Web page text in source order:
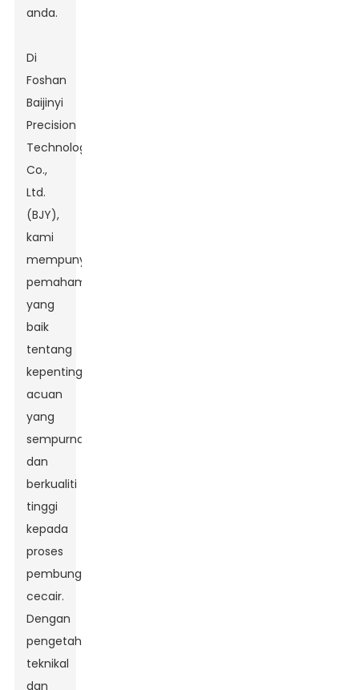
anda.
Di
Foshan
Baijinyi
Precision
Technology
Co.,
Ltd.
(BJY),
kami
mempunyai
pemahaman
yang
baik
tentang
kepentingan
acuan
yang
sempurna
dan
berkualiti
tinggi
kepada
proses
pembungkusan
cecair.
Dengan
pengetahuan
teknikal
dan